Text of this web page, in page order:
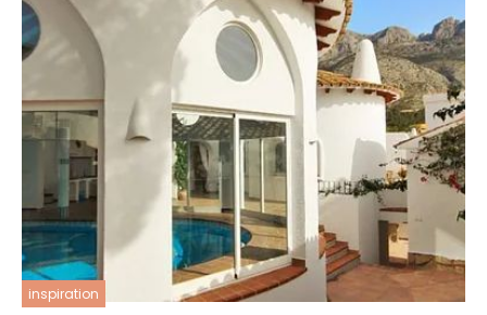
inspiration